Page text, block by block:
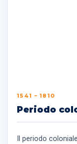
1541 – 1810
Periodo
Il periodo